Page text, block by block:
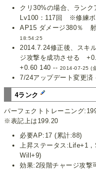
クリ30%の場合、ラン
Lv100：117回 ※修練ボ
AP15 ダメージ380％
18:54:25
2014.7.24修正後、スキ
ジ攻撃を成功させる
+0.60 140 -- 2014-07-25 (
7/24アップデート変更済
4ランク
パーフェクトトレーニング
※表記上は199.20
必要AP:17 (累計:88)
上昇ステータス:Life+1
Will+9)
効果:2段階チャージ攻撃